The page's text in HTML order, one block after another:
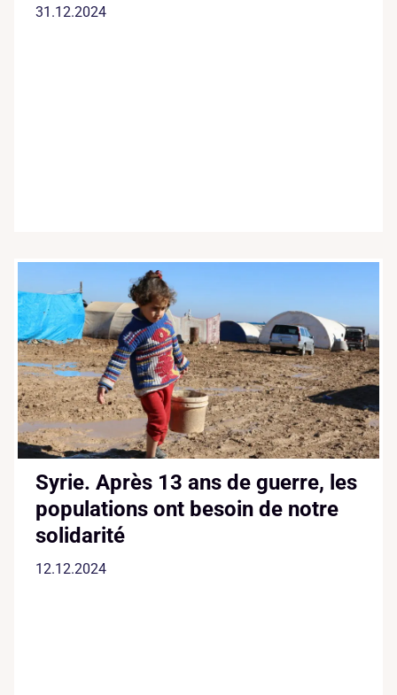
31.12.2024
Syrie. Après 13 ans de guerre, les
populations ont besoin de notre
solidarité
12.12.2024